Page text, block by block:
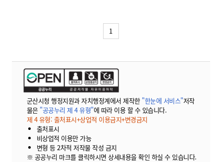
1
군산시청 행정지원과 자치행정계에서 제작한 "한눈에 서비스"저작
물은 "공공누리 제 4 유형"에 따라 이용 할 수 있습니다.
제 4 유형: 출처표시+상업적 이용금지+변경금지
출처표시
비상업적 이용만 가능
변형 등 2차적 저작물 작성 금지
※ 공공누리 마크를 클릭하시면 상세내용을 확인 하실 수 있습니다.